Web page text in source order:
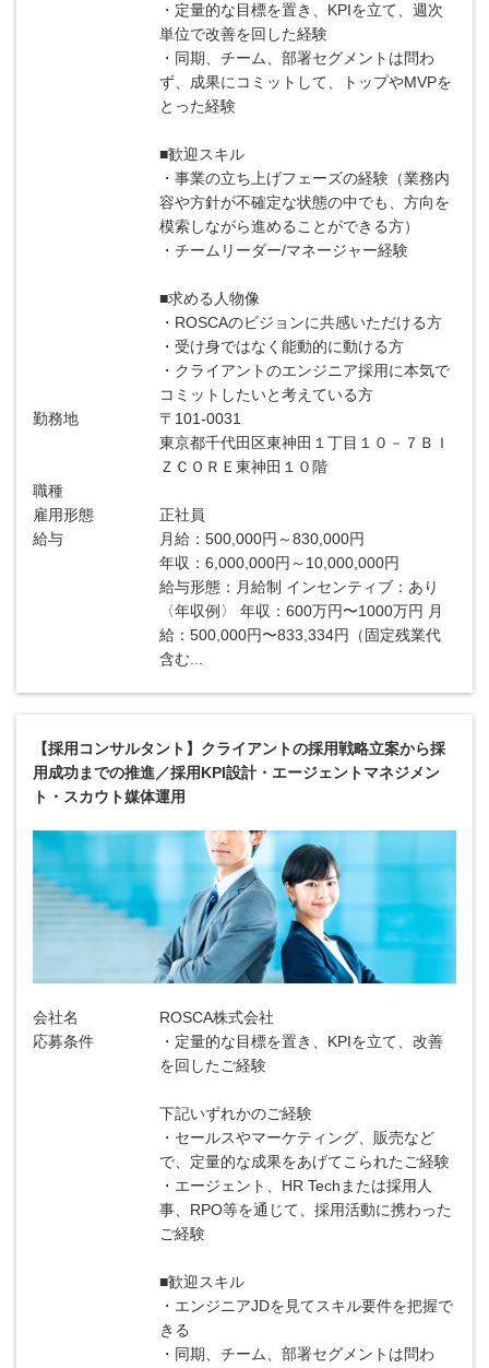
・定量的な目標を置き、KPIを立て、週次
単位で改善を回した経験
・同期、チーム、部署セグメントは問わ
ず、成果にコミットして、トップやMVPを
とった経験
■歓迎スキル
・事業の立ち上げフェーズの経験（業務内
容や方針が不確定な状態の中でも、方向を
模索しながら進めることができる方）
・チームリーダー/マネージャー経験
■求める人物像
・ROSCAのビジョンに共感いただける方
・受け身ではなく能動的に動ける方
・クライアントのエンジニア採用に本気で
コミットしたいと考えている方
勤務地
〒101-0031
東京都千代田区東神田１丁目１０－７ＢＩ
ＺＣＯＲＥ東神田１０階
職種
雇用形態
正社員
給与
月給：500,000円～830,000円
年収：6,000,000円～10,000,000円
給与形態：月給制 インセンティブ：あり
〈年収例〉 年収：600万円〜1000万円 月
給：500,000円〜833,334円（固定残業代
含む...
【採用コンサルタント】クライアントの採用戦略立案から採
用成功までの推進／採用KPI設計・エージェントマネジメン
ト・スカウト媒体運用
会社名
ROSCA株式会社
応募条件
・定量的な目標を置き、KPIを立て、改善
を回したご経験
下記いずれかのご経験
・セールスやマーケティング、販売など
で、定量的な成果をあげてこられたご経験
・エージェント、HR Techまたは採用人
事、RPO等を通じて、採用活動に携わった
ご経験
■歓迎スキル
・エンジニアJDを見てスキル要件を把握で
きる
・同期、チーム、部署セグメントは問わ